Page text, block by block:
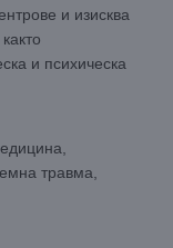
и изисква
и психическа
травма,